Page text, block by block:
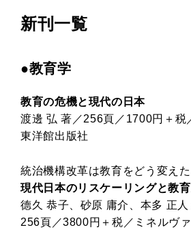
新刊一覧
●教育学
教育の危機と現代の日本
渡邊 弘 著／256頁／1700円＋税
東洋館出版社
統治機構改革は教育をどう変え
現代日本のリスケーリングと教
德久 恭子、砂原 庸介、本多 正人
256頁／3800円＋税／ミネルヴ